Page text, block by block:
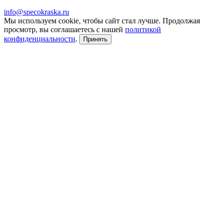
info@specokraska.ru
Мы используем cookie, чтобы сайт стал лучше. Продолжая
просмотр, вы соглашаетесь с нашей политикой
конфиденциальности. Принять